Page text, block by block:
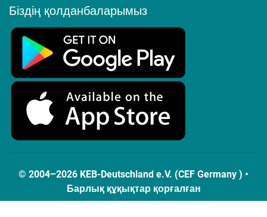
Біздің қолданбаларымыз
© 2004–2026 KEB-Deutschland e.V. (CEF Germany ) •
Барлық құқықтар қорғалған